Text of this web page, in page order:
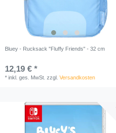
Bluey - Rucksack "Fluffy Friends" - 32 cm
12,19 € *
*inkl. ges. MwSt. zzgl.Versandkosten